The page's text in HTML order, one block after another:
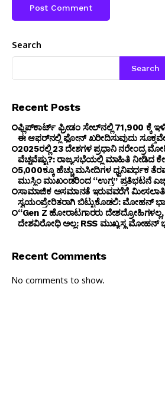
Search
Search
Recent Posts
ಫ್ಲಿಪ್‌ಕಾರ್ಟ್ ಫ್ರೀಡಂ ಸೇಲ್‌ನಲ್ಲಿ ₹71,900
ಈ ಆಫರ್‌ನಲ್ಲಿ ಫೋನ್ ಖರೀದಿಸುವುದು
2025ರಲ್ಲಿ 23 ದೇಶಗಳ ಪ್ರಧಾನಿ ನರೇಂದ್ರ
ವೆಚ್ಚವೆಷ್ಟು?: ರಾಜ್ಯಸಭೆಯಲ್ಲಿ ಮಾಹಿತಿ ನೀಡಿದ
5,000ಕ್ಕೂ ಹೆಚ್ಚು ಮಸೀದಿಗಳ ಧ್ವನಿವರ್ಧಕ
ಮುಸ್ಲಿಂ ಮುಖಂಡರಿಂದ “ಉಗ್ರ” ಪ್ರತಿಭಟನೆ
ಸಾಮಾಜಿಕ ಅಸಮಾನತೆ ಇರುವವರೆಗೆ ಮೀಸಲಾತಿ
ಸ್ವಯಂಪ್ರೇರಿತರಾಗಿ ಬಿಟ್ಟುಕೊಡಲಿ: ಮೋಹನ್
“Gen Z ಹೋರಾಟಗಾರರು
ದೇಶವಿರೋಧಿ ಅಲ್ಲ: RSS ಮುಖ್ಯಸ್ಥ ಮೋಹನ್
Recent Comments
No comments to show.